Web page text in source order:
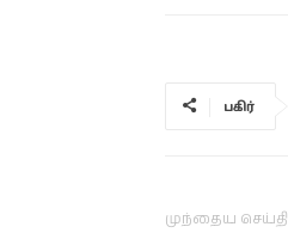
பகிர்
முந்தைய செய்தி